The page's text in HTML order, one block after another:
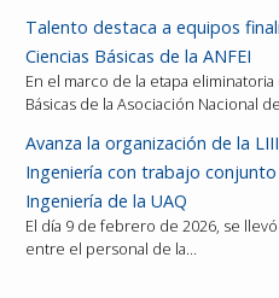
Talento destaca a equipos
Ciencias Básicas de la ANFEI
En el marco de la etapa
Básicas de la Asociación Nacional
Avanza la organización de la
Ingeniería con trabajo
Ingeniería de la UAQ
El día 9 de febrero de 2026, se
entre el personal de la…